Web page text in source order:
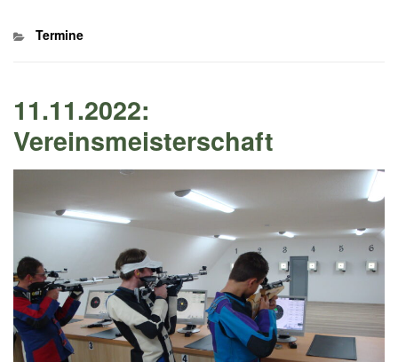
Kategorien
Termine
11.11.2022:
Vereinsmeisterschaft